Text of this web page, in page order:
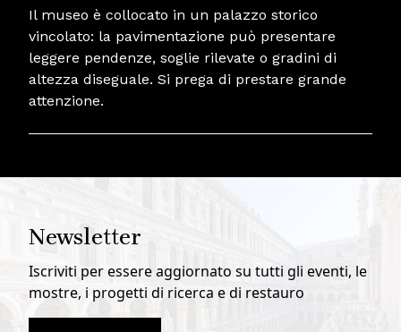
Il museo è collocato in un palazzo storico
vincolato: la pavimentazione può presentare
leggere pendenze, soglie rilevate o gradini di
altezza diseguale. Si prega di prestare grande
attenzione.
Newsletter
Iscriviti per essere aggiornato su tutti gli eventi, le
mostre, i progetti di ricerca e di restauro